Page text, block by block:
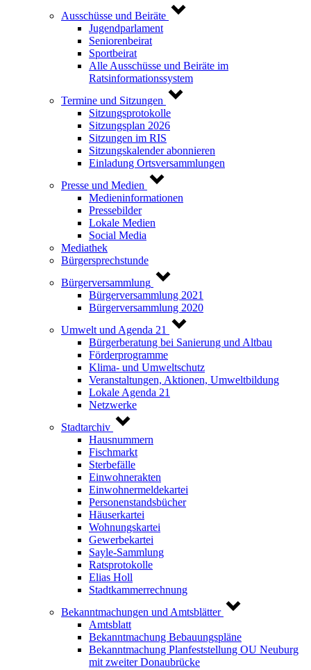
Ausschüsse und Beiräte
Jugendparlament
Seniorenbeirat
Sportbeirat
Alle Ausschüsse und Beiräte im
Ratsinformationssystem
Termine und Sitzungen
Sitzungsprotokolle
Sitzungsplan 2026
Sitzungen im RIS
Sitzungskalender abonnieren
Einladung Ortsversammlungen
Presse und Medien
Medieninformationen
Pressebilder
Lokale Medien
Social Media
Mediathek
Bürgersprechstunde
Bürgerversammlung
Bürgerversammlung 2021
Bürgerversammlung 2020
Umwelt und Agenda 21
Bürgerberatung bei Sanierung und Altbau
Förderprogramme
Klima- und Umweltschutz
Veranstaltungen, Aktionen, Umweltbildung
Lokale Agenda 21
Netzwerke
Stadtarchiv
Hausnummern
Fischmarkt
Sterbefälle
Einwohnerakten
Einwohnermeldekartei
Personenstandsbücher
Häuserkartei
Wohnungskartei
Gewerbekartei
Sayle-Sammlung
Ratsprotokolle
Elias Holl
Stadtkammerrechnung
Bekanntmachungen und Amtsblätter
Amtsblatt
Bekanntmachung Bebauungspläne
Bekanntmachung Planfeststellung OU Neuburg
mit zweiter Donaubrücke